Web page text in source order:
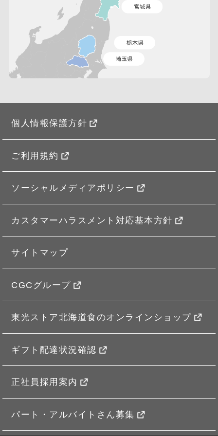
個人情報保護方針
ご利用規約
ソーシャルメディアポリシー
カスタマーハラスメント対応基本方針
サイトマップ
CGCグループ
東光ストア北海道食のオンラインショップ
ギフト配達状況確認
正社員採用案内
パート・アルバイトさん募集